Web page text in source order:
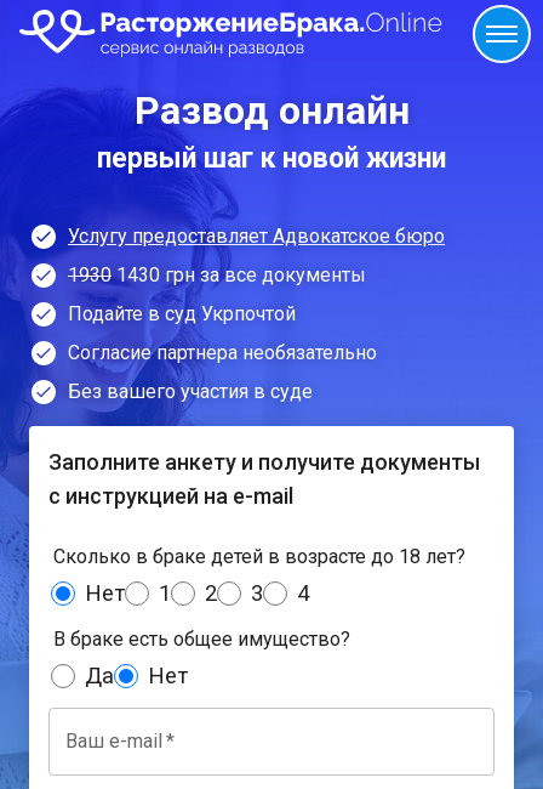
Развод онлайн
первый шаг к новой жизни
Услугу предоставляет Адвокатское бюро
19301430 грн за все документы
Подайте в суд Укрпочтой
Согласие партнера необязательно
Без вашего участия в суде
Заполните анкету и получите документы
с инструкцией на e-mail
Сколько в браке детей в возрасте до 18 лет?
Нет 1 2 3 4
В браке есть общее имущество?
Да Нет
Ваш e-mail *